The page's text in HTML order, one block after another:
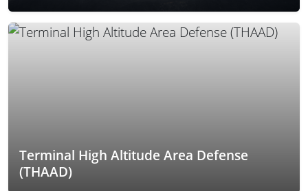
Terminal High Altitude Area Defense
(THAAD)